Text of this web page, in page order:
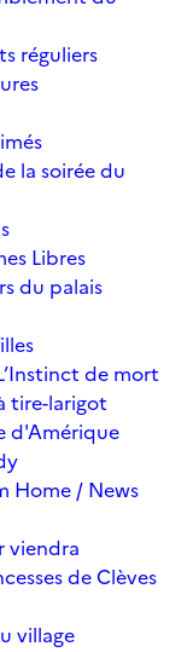
réguliers
la soirée du
Libres
du palais
de mort
tire-larigot
d'Amérique
Home / News
viendra
de Clèves
village